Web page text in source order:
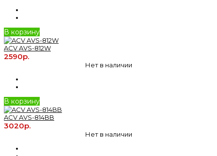
В корзину
ACV AVS-812W
2590р.
Нет в наличии
В корзину
ACV AVS-814BB
3020р.
Нет в наличии